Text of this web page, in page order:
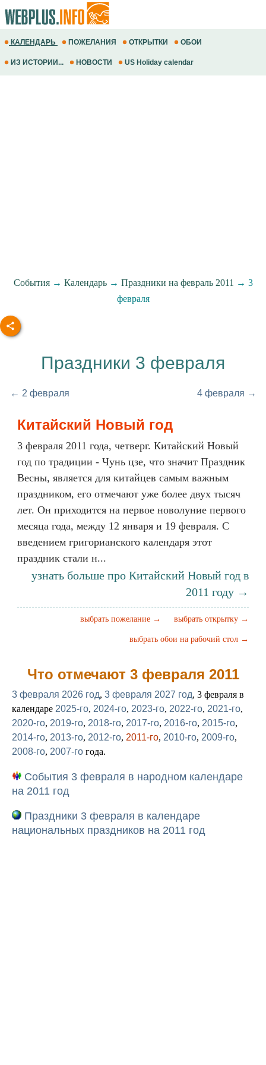
КАЛЕНДАРЬ ПОЖЕЛАНИЯ ОТКРЫТКИ ОБОИ
ИЗ ИСТОРИИ... НОВОСТИ US Holiday calendar
События→ Календарь→ Праздники на февраль 2011 → 3
февраля
Праздники 3 февраля
← 2 февраля 4 февраля →
Китайский Новый год
3 февраля 2011 года, четверг. Китайский Новый
год по традиции - Чунь цзе, что значит Праздник
Весны, является для китайцев самым важным
праздником, его отмечают уже более двух тысяч
лет. Он приходится на первое новолуние первого
месяца года, между 12 января и 19 февраля. С
введением григорианского календаря этот
праздник стали н...
узнать больше про Китайский Новый год в
2011 году →
выбрать открытку →
выбрать пожелание →
выбрать обои на рабочий стол →
Что отмечают 3 февраля 2011
3 февраля 2026 год, 3 февраля 2027 год, 3 февраля в
календаре 2025-го, 2024-го, 2023-го, 2022-го, 2021-го,
2020-го, 2019-го, 2018-го, 2017-го, 2016-го, 2015-го,
2014-го, 2013-го, 2012-го, 2011-го, 2010-го, 2009-го,
2008-го, 2007-го года.
События 3 февраля в народном календаре
на 2011 год
Праздники 3 февраля в календаре
национальных праздников на 2011 год